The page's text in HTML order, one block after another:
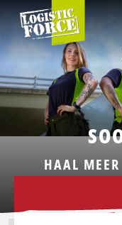
Logistic
Force
HAAL